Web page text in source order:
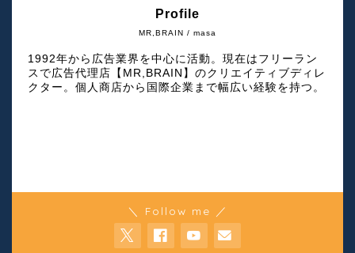
MR,BRAIN / masa
Profile
1992年から広告業界を中心に活動。現在はフリーラン
スで広告代理店【MR,BRAIN】のクリエイティブディレ
クター。個人商店から国際企業まで幅広い経験を持つ。
＼ Follow me ／